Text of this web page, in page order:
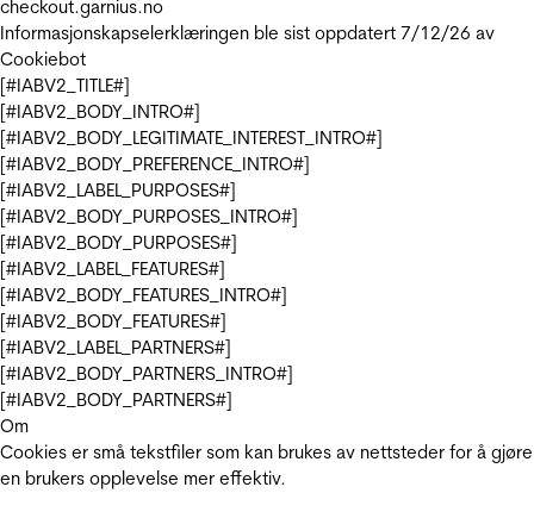
checkout.garnius.no
Informasjonskapselerklæringen ble sist oppdatert 7/12/26 av
Cookiebot
[#IABV2_TITLE#]
[#IABV2_BODY_INTRO#]
[#IABV2_BODY_LEGITIMATE_INTEREST_INTRO#]
[#IABV2_BODY_PREFERENCE_INTRO#]
[#IABV2_LABEL_PURPOSES#]
[#IABV2_BODY_PURPOSES_INTRO#]
[#IABV2_BODY_PURPOSES#]
[#IABV2_LABEL_FEATURES#]
[#IABV2_BODY_FEATURES_INTRO#]
[#IABV2_BODY_FEATURES#]
[#IABV2_LABEL_PARTNERS#]
[#IABV2_BODY_PARTNERS_INTRO#]
[#IABV2_BODY_PARTNERS#]
Om
Cookies er små tekstfiler som kan brukes av nettsteder for å gjøre
en brukers opplevelse mer effektiv.